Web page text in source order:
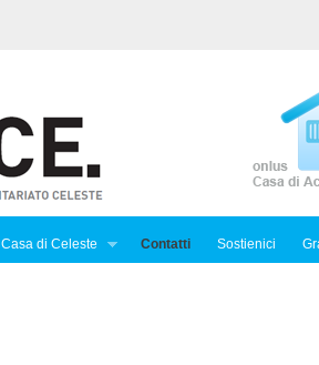
Casa di Celeste Contatti Sostienici